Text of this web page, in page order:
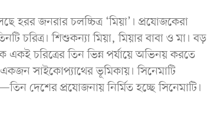
হরর জনরার চলচ্চিত্র ‘মিয়া’। প্রযোজকেরা
চরিত্র। শিশুকন্যা মিয়া, মিয়ার বাবা ও মা। বড়
একই চরিত্রের তিন ভিন্ন পর্যায়ে অভিনয় করতে
একজন সাইকোপ্যাথের ভূমিকায়। সিনেমাটি
দেশের প্রযোজনায় নির্মিত হচ্ছে সিনেমাটি।